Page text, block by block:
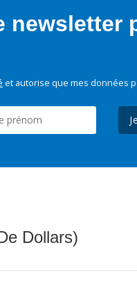
newsletter
et autorise que mes données
Dollars)